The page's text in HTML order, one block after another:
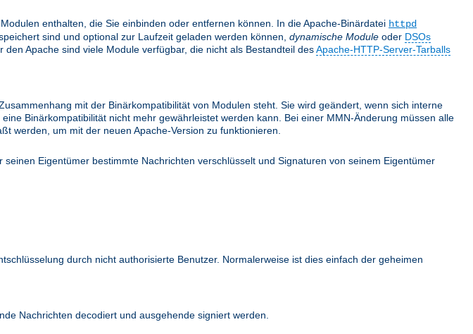
enthalten, die Sie einbinden oder entfernen können. In die Apache-Binärdatei httpd
sind und optional zur Laufzeit geladen werden können, dynamische Module oder DSOs
den Apache sind viele Module verfügbar, die nicht als Bestandteil desApache-HTTP-Server-Tarballs
mit der Binärkompatibilität von Modulen steht. Sie wird geändert, wenn sich interne
Binärkompatibilität nicht mehr gewährleistet werden kann. Bei einer MMN-Änderung müssen alle
werden, um mit der neuen Apache-Version zu funktionieren.
seinen Eigentümer bestimmte Nachrichten verschlüsselt und Signaturen von seinem Eigentümer
durch nicht authorisierte Benutzer. Normalerweise ist dies einfach der geheimen
Nachrichten decodiert und ausgehende signiert werden.